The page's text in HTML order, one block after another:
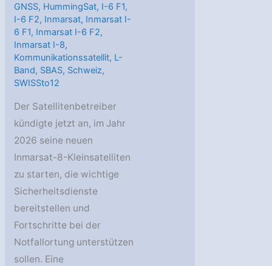
GNSS, HummingSat, I-6 F1,
I-6 F2, Inmarsat, Inmarsat I-
6 F1, Inmarsat I-6 F2,
Inmarsat I-8,
Kommunikationssatellit, L-
Band, SBAS, Schweiz,
SWISSto12
Der Satellitenbetreiber
kündigte jetzt an, im Jahr
2026 seine neuen
Inmarsat-8-Kleinsatelliten
zu starten, die wichtige
Sicherheitsdienste
bereitstellen und
Fortschritte bei der
Notfallortung unterstützen
sollen. Eine